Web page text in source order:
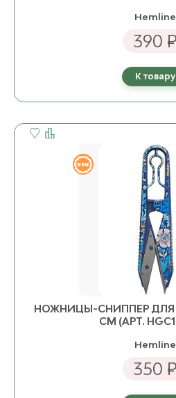
Hemline
390 ₽
К товару
НОЖНИЦЫ-СНИППЕР ДЛЯ
СМ (АРТ.
Hemline
350 ₽